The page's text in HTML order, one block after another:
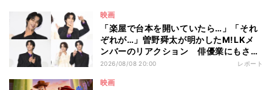
映画
「楽屋で台本を開いていたら…」「それ
ぞれが…」曽野舜太が明かしたM!LKメ
ンバーのリアクション 俳優業にもさら
なる意欲
2026/08/08 20:00 レポート
映画